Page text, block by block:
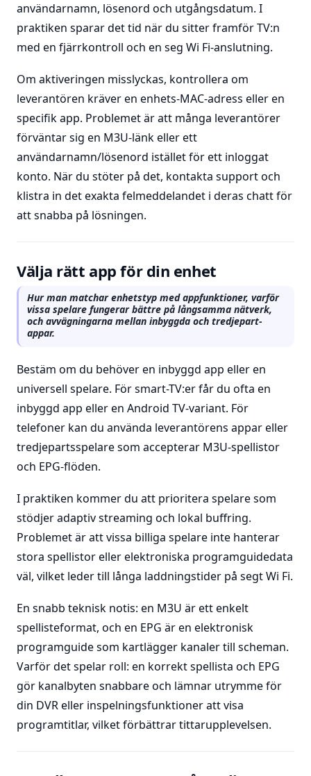
användarnamn, lösenord och utgångsdatum. I
praktiken sparar det tid när du sitter framför TV:n
med en fjärrkontroll och en seg Wi Fi-anslutning.
Om aktiveringen misslyckas, kontrollera om
leverantören kräver en enhets-MAC-adress eller en
specifik app. Problemet är att många leverantörer
förväntar sig en M3U-länk eller ett
användarnamn/lösenord istället för ett inloggat
konto. När du stöter på det, kontakta support och
klistra in det exakta felmeddelandet i deras chatt för
att snabba på lösningen.
Välja rätt app för din enhet
Hur man matchar enhetstyp med appfunktioner, varför
vissa spelare fungerar bättre på långsamma nätverk,
och avvägningarna mellan inbyggda och tredjepart-
appar.
Bestäm om du behöver en inbyggd app eller en
universell spelare. För smart-TV:er får du ofta en
inbyggd app eller en Android TV-variant. För
telefoner kan du använda leverantörens appar eller
tredjepartsspelare som accepterar M3U-spellistor
och EPG-flöden.
I praktiken kommer du att prioritera spelare som
stödjer adaptiv streaming och lokal buffring.
Problemet är att vissa billiga spelare inte hanterar
stora spellistor eller elektroniska programguidedata
väl, vilket leder till långa laddningstider på segt Wi Fi.
En snabb teknisk notis: en M3U är ett enkelt
spellisteformat, och en EPG är en elektronisk
programguide som kartlägger kanaler till scheman.
Varför det spelar roll: en korrekt spellista och EPG
gör kanalbyten snabbare och lämnar utrymme för
din DVR eller inspelningsfunktioner att visa
programtitlar, vilket förbättrar tittarupplevelsen.